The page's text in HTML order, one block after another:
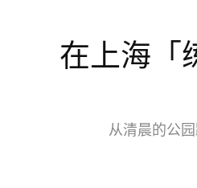
在上海「
从清晨的公